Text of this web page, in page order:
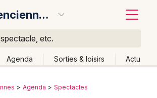
Valenciennes
etc.
Agenda Sorties & loisirs Actu
événement
Agenda Spectacles